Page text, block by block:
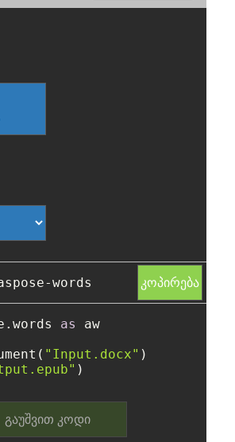
კოპირება
as
aw
"Input.docx" )
გაუშვით კოდი